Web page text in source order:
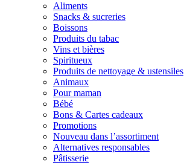
Aliments
Snacks & sucreries
Boissons
Produits du tabac
Vins et bières
Spiritueux
Produits de nettoyage & ustensiles
Animaux
Pour maman
Bébé
Bons & Cartes cadeaux
Promotions
Nouveau dans l’assortiment
Alternatives responsables
Pâtisserie